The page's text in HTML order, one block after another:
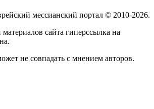
мессианский портал © 2010-2026.
сайта гиперссылка на
не совпадать с мнением авторов.